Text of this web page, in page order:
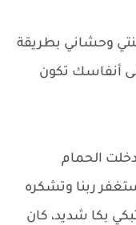
وحشاني بطريقة
أنفاسك تكون
الحمام
ربنا وتشكره
بكا شديد، كان